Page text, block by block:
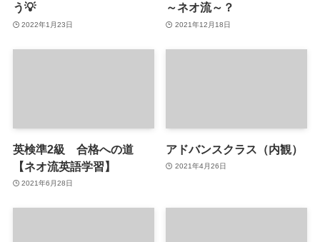
う💡
2022年1月23日
～ネオ流～？
2021年12月18日
英検準2級 合格への道
【ネオ流英語学習】
2021年6月28日
アドバンスクラス（内観）
2021年4月26日